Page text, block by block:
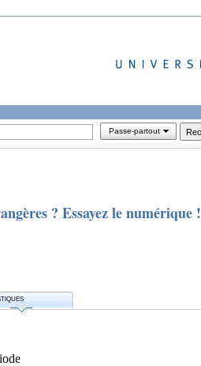
Passe-partout
? Essayez le numérique !